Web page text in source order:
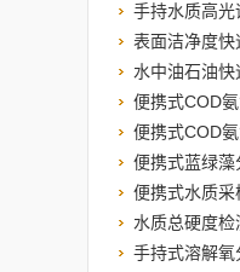
手持水质高光
表面洁净度快
水中油石油快
便携式COD
仪
便携式COD
便携式蓝绿藻
便携式水质采
水质总硬度检
手持式溶解氧